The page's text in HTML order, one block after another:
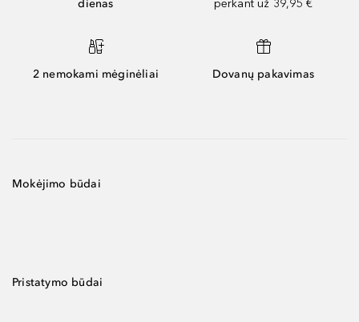
dienas
perkant už 39,95 €
2 nemokami mėginėliai Dovanų pakavimas
Mokėjimo būdai
Pristatymo būdai